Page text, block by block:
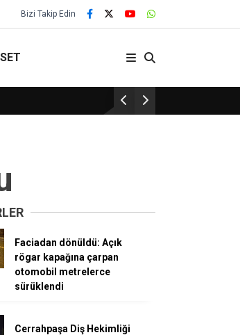
Bizi Takip Edin
29 Yıllık Gelenek Sürüyor!
Faciadan dönüldü: Açık
rögar kapağına çarpan
otomobil metrelerce
sürüklendi
Cerrahpaşa Diş Hekimliği